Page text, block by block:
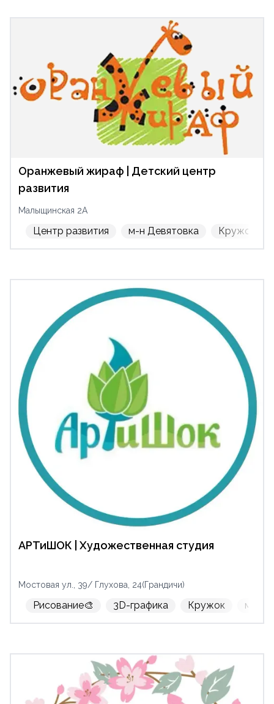
Оранжевый жираф | Детский центр
развития
Малыщинская 2А
Центр развития м-н Девятовка Кружок
АРТиШОК | Художественная студия
Мостовая ул., 39/ Глухова, 24(Грандичи)
Рисование🎨 3D-графика Кружок м-н